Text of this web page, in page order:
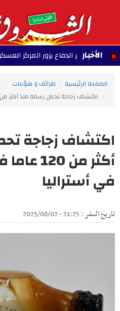
الأخبار
وزير الدفاع يزور المركز العسكري
الصفحة الرئيسية
طرائف و منوّعات
اكتشاف زجاجة تحمل رسالة منذ أكثر من 120 عاما في أقدم منارة في أستراليا
اكتشاف زجاجة
أكثر من
في أستراليا
تاريخ النشر : 21:25 - 2025/08/02